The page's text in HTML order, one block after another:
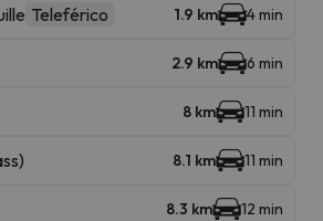
Teleférico 1.9 km 4 min
2.9 km 6 min
8 km 11 min
8.1 km 11 min
8.3 km 12 min